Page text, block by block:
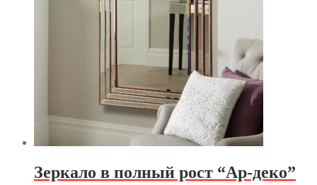
Зеркало в полный рост “Ар-деко”